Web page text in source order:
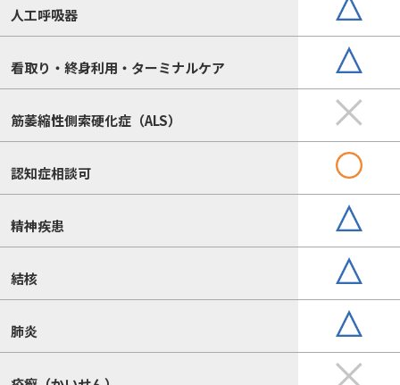
人工呼吸器
看取り・終身利用・ターミナルケア
筋萎縮性側索硬化症（ALS）
認知症相談可
精神疾患
結核
肺炎